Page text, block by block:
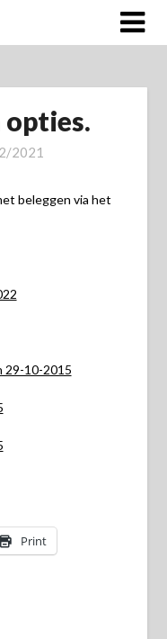
opties.
2021
beleggen via het
29-10-2015
Print